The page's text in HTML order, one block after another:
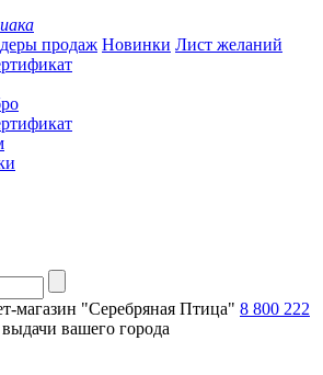
продаж Новинки Лист желаний
магазин "Серебряная Птица" 8 800 222
вашего города